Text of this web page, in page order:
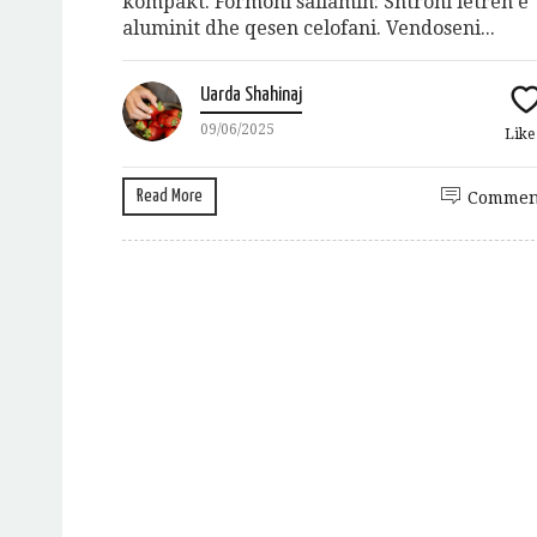
aluminit dhe qesen celofani. Vendoseni...
Uarda Shahinaj
09/06/2025 Like
Read More